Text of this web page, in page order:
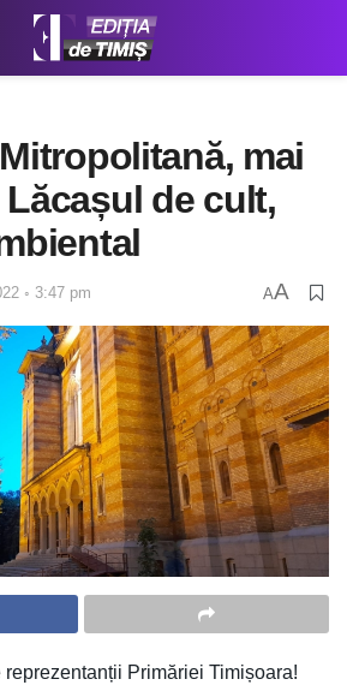
mai
de cult,
◦ 3:47 pm AA
Primăriei Timișoara!